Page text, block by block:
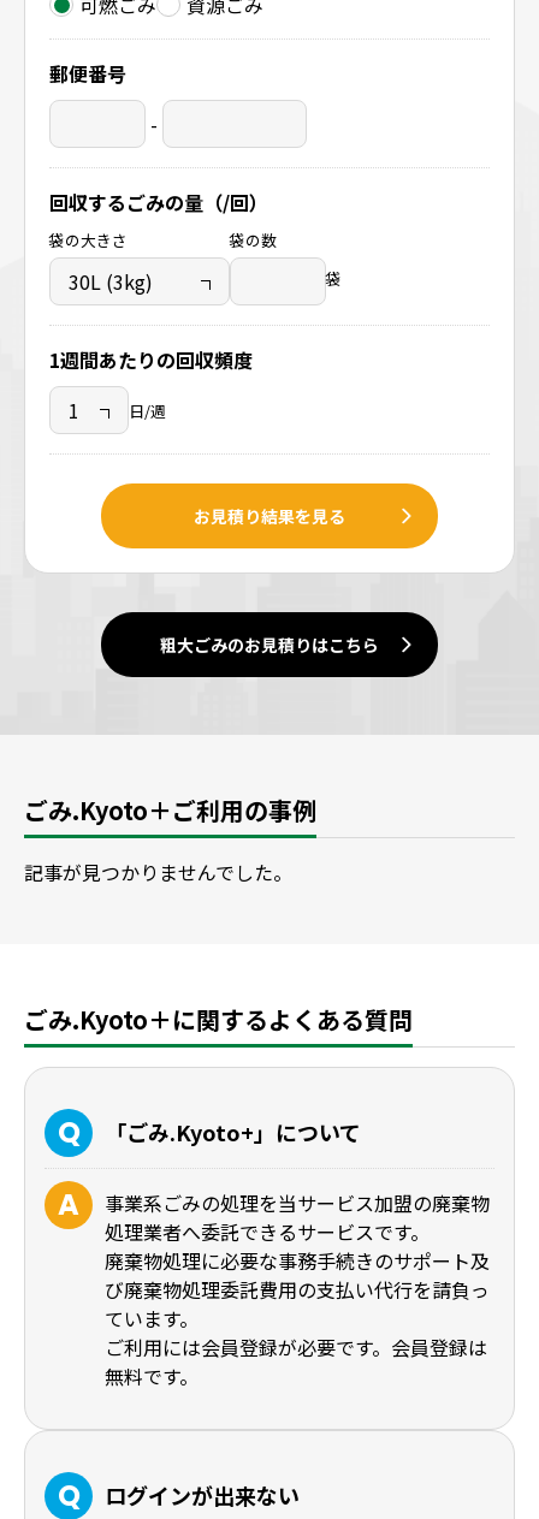
郵便番号
-
回収するごみの量（/回）
袋の大きさ
袋の数
袋
1週間あたりの回収頻度
日/週
お見積り結果を見る
粗大ごみのお見積りはこちら
ごみ.Kyoto＋ご利用の事例
記事が見つかりませんでした。
ごみ.Kyoto＋に関するよくある質問
「ごみ.Kyoto+」について
事業系ごみの処理を当サービス加盟の廃棄物
処理業者へ委託できるサービスです。
廃棄物処理に必要な事務手続きのサポート及
び廃棄物処理委託費用の支払い代行を請負っ
ています。
ご利用には会員登録が必要です。会員登録は
無料です。
ログインが出来ない